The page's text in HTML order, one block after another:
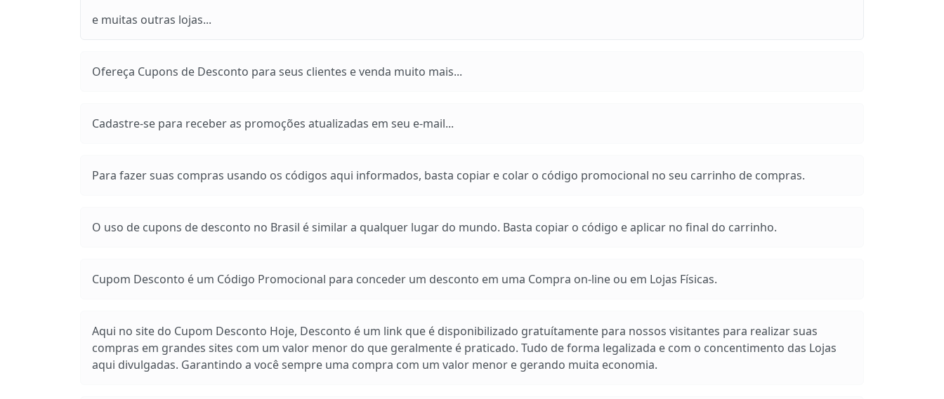
e muitas outras lojas...
Ofereça Cupons de Desconto para seus clientes e venda muito mais...
Cadastre-se para receber as promoções atualizadas em seu e-mail...
Para fazer suas compras usando os códigos aqui informados, basta copiar e colar o código promocional no seu carrinho de compras.
O uso de cupons de desconto no Brasil é similar a qualquer lugar do mundo. Basta copiar o código e aplicar no final do carrinho.
Cupom Desconto é um Código Promocional para conceder um desconto em uma Compra on-line ou em Lojas Físicas.
Aqui no site do Cupom Desconto Hoje, Desconto é um link que é disponibilizado gratuítamente para nossos visitantes para realizar suas
compras em grandes sites com um valor menor do que geralmente é praticado. Tudo de forma legalizada e com o concentimento das Lojas
aqui divulgadas. Garantindo a você sempre uma compra com um valor menor e gerando muita economia.